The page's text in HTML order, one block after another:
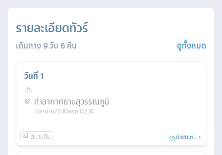
รายละเอียดทัวร์
เดินทาง9วัน6คืน ดูทั้งหมด
วันที่ 1
เช้า
ท่าอากาศยานสุวรรณภูมิ
นัดหมาย23.30ออก02.30
ดูรูปเพิ่มเติม